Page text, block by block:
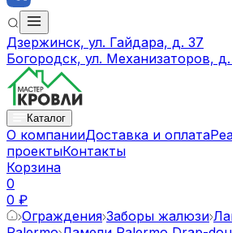
Дзержинск, ул. Гайдара, д. 37
Богородск, ул. Механизаторов,
Каталог
О компанииДоставка и оплата
проектыКонтакты
Корзина
0
0 ₽
Ограждения Заборы жалюзи